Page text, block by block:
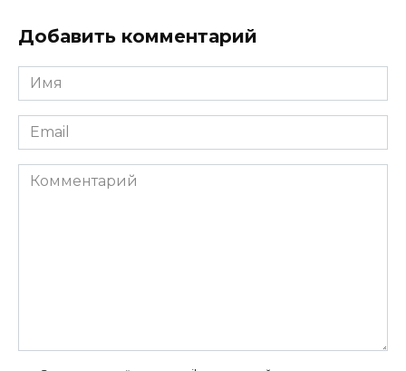
Добавить комментарий
Имя
*
Email
*
Комментарий